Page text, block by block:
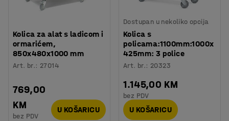
Kolica za alat s ladicom i
ormarićem,
850x480x1000 mm
Art. br.: 27014
769,00
KM
bez PDV
U KOŠARICU
Dostupan u nekoliko opcija
Kolica s
policama:1100mm:1000x
425mm: 3 police
Art. br.: 20323
1.145,00 KM
bez PDV
U KOŠARICU